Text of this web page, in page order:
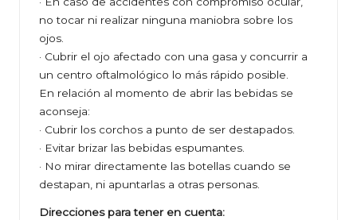
no tocar ni realizar ninguna maniobra sobre los
ojos.
· Cubrir el ojo afectado con una gasa y concurrir a
un centro oftalmológico lo más rápido posible.
En relación al momento de abrir las bebidas se
aconseja:
· Cubrir los corchos a punto de ser destapados.
· Evitar brizar las bebidas espumantes.
· No mirar directamente las botellas cuando se
destapan, ni apuntarlas a otras personas.
Direcciones para tener en cuenta: